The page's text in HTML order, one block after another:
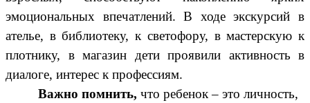
эмоциональных впечатлений. В ходе экскурсий в
ателье, в библиотеку, к светофору, в мастерскую к
плотнику, в магазин дети проявили активность в
диалоге, интерес к профессиям.
Важно помнить, что ребенок – это личность,